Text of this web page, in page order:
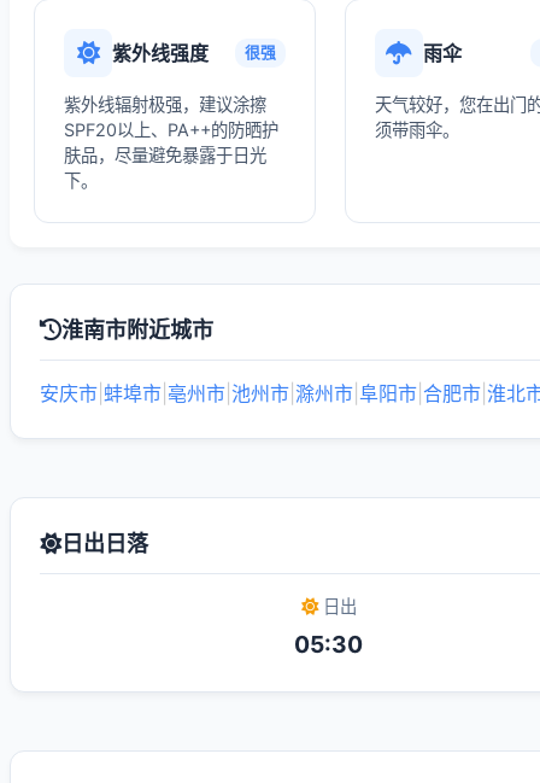
紫外线强度 很强
紫外线辐射极强，建议涂擦
SPF20以上、PA++的防晒护
肤品，尽量避免暴露于日光
下。
雨伞
天气较好，您在出门
须带雨伞。
淮南市附近城市
安庆市 蚌埠市 亳州市 池州市 滁州市 阜阳市 合肥市 淮北
日出日落
日出
05:30